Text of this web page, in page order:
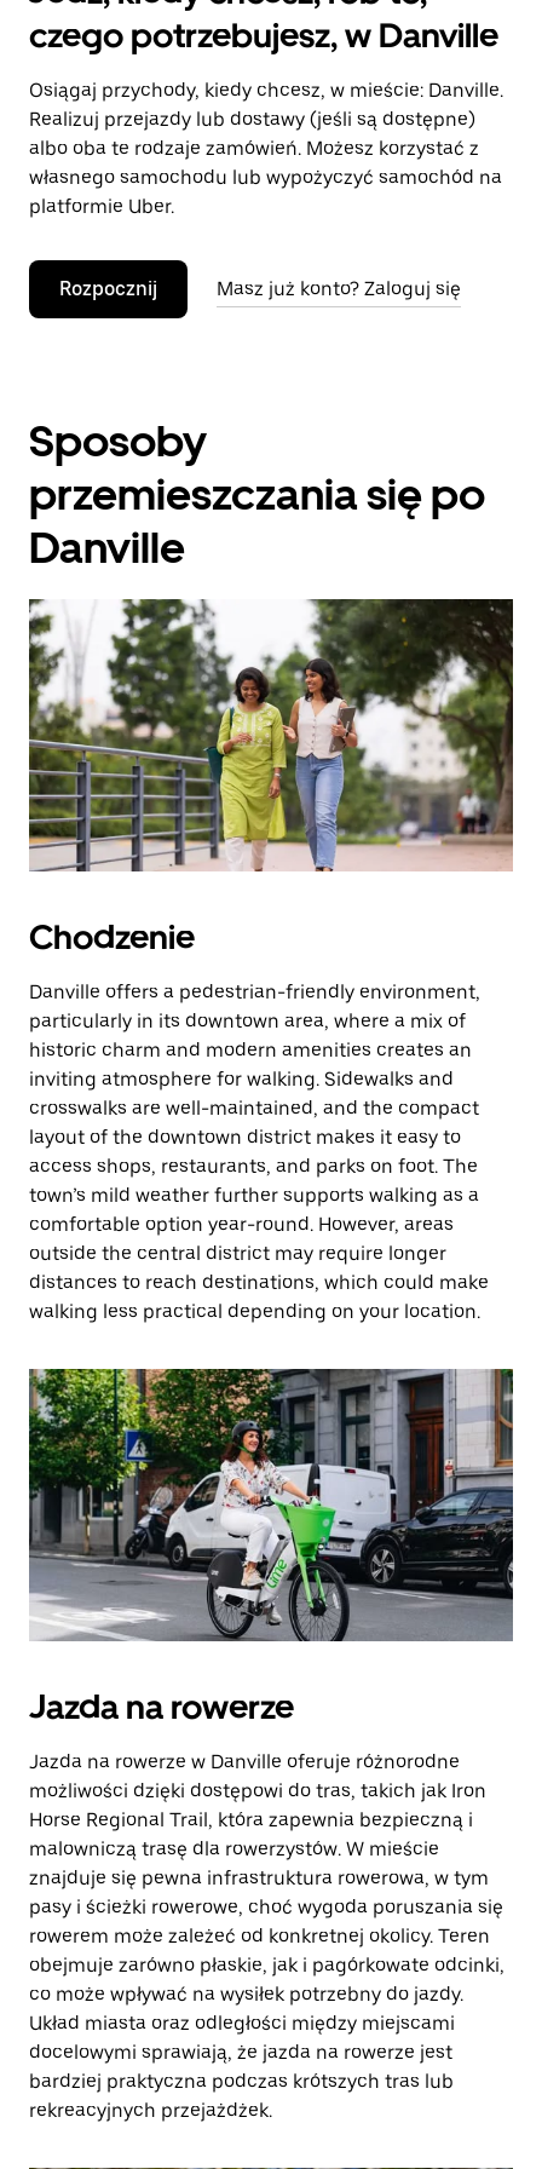
czego potrzebujesz, w Danville
Osiągaj przychody, kiedy chcesz, w mieście: Danville.
Realizuj przejazdy lub dostawy (jeśli są dostępne)
albo oba te rodzaje zamówień. Możesz korzystać z
własnego samochodu lub wypożyczyć samochód na
platformie Uber.
Rozpocznij Masz już konto? Zaloguj się
Sposoby
przemieszczania się po
Danville
Chodzenie
Danville offers a pedestrian-friendly environment,
particularly in its downtown area, where a mix of
historic charm and modern amenities creates an
inviting atmosphere for walking. Sidewalks and
crosswalks are well-maintained, and the compact
layout of the downtown district makes it easy to
access shops, restaurants, and parks on foot. The
town’s mild weather further supports walking as a
comfortable option year-round. However, areas
outside the central district may require longer
distances to reach destinations, which could make
walking less practical depending on your location.
Jazda na rowerze
Jazda na rowerze w Danville oferuje różnorodne
możliwości dzięki dostępowi do tras, takich jak Iron
Horse Regional Trail, która zapewnia bezpieczną i
malowniczą trasę dla rowerzystów. W mieście
znajduje się pewna infrastruktura rowerowa, w tym
pasy i ścieżki rowerowe, choć wygoda poruszania się
rowerem może zależeć od konkretnej okolicy. Teren
obejmuje zarówno płaskie, jak i pagórkowate odcinki,
co może wpływać na wysiłek potrzebny do jazdy.
Układ miasta oraz odległości między miejscami
docelowymi sprawiają, że jazda na rowerze jest
bardziej praktyczna podczas krótszych tras lub
rekreacyjnych przejażdżek.